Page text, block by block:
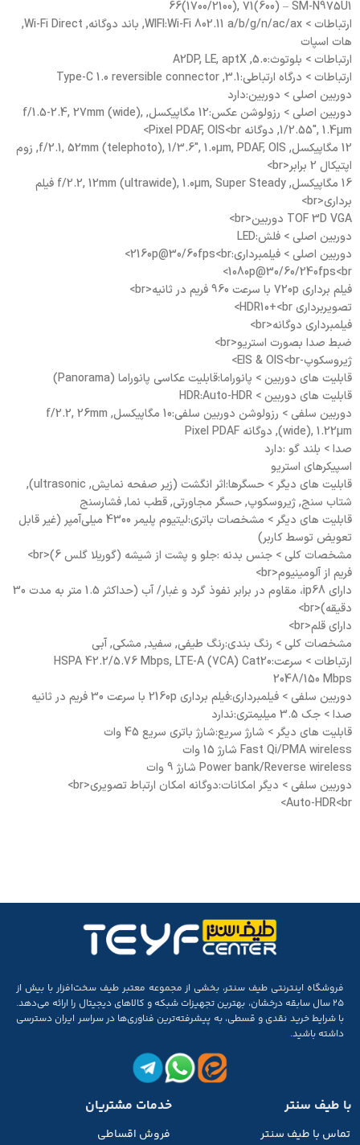
66(1700/2100), 71(600) – SM-N975U1
ارتباطات > WIFI:Wi-Fi 802.11 a/b/g/n/ac/ax, باند دوگانه, Wi-Fi Direct,
هات اسپات
ارتباطات > بلوتوث:5.0, A2DP, LE, aptX
ارتباطات > درگاه ارتباطی:3.1, Type-C 1.0 reversible connector
دوربین اصلی > دوربین:دارد
دوربین اصلی > رزولوشن عکس:12 مگاپیکسل, f/1.5-2.4, 27mm (wide),
1/2.55", 1.4µm, دوگانه Pixel PDAF, OIS<br>
12 مگاپیکسل, f/2.1, 52mm (telephoto), 1/3.6", 1.0µm, PDAF, OIS, زوم
اپتیکال 2 برابر<br>
16 مگاپیکسل, f/2.2, 12mm (ultrawide), 1.0µm, Super Steady فیلم
برداری<br>
TOF 3D VGA دوربین<br>
دوربین اصلی > فلش:LED
دوربین اصلی > فیلمبرداری:2160p@30/60fps<br>
1080p@30/60/240fps<br>
فیلم برداری 720p با سرعت 960 فریم در ثانیه<br>
تصویربرداری HDR10+<br>
فیلمبرداری دوگانه<br>
ضبط صدا بصورت استریو<br>
ژیروسکوپ-EIS & OIS<br>
قابلیت های دوربین > پانوراما:قابلیت عکاسی پانوراما (Panorama)
قابلیت های دوربین > HDR:Auto-HDR
دوربین سلفی > رزولوشن دوربین سلفی:10 مگاپیکسل, f/2.2, 26mm
(wide), 1.22µm, دوگانه Pixel PDAF
صدا > بلند گو :دارد
اسپیکرهای استریو
قابلیت های دیگر > حسگرها:اثر انگشت (زیر صفحه نمایش, ultrasonic),
شتاب سنج, ژیروسکوپ, حسگر مجاورتی, قطب نما, فشارسنج
قابلیت های دیگر > مشخصات باتری:لیتیوم پلیمر 4300 میلی‌آمپر (غیر قابل
تعویض توسط کاربر)
مشخصات کلی > جنس بدنه :جلو و پشت از شیشه (گوریلا گلس 6)<br>
فریم از آلومینیوم<br>
دارای ip68، مقاوم در برابر نفوذ گرد و غبار/ آب (حداکثر 1.5 متر به مدت 30
دقیقه)<br>
دارای قلم<br>
مشخصات کلی > رنگ بندی:رنگ طیفی, سفید, مشکی, آبی
ارتباطات > سرعت:HSPA 42.2/5.76 Mbps, LTE-A (7CA) Cat20
2048/150 Mbps
دوربین سلفی > فیلمبرداری:فیلم برداری 2160p با سرعت 30 فریم در ثانیه
صدا > جک 3.5 میلیمتری:ندارد
قابلیت های دیگر > شارژ سریع:شارژ باتری سریع 45 وات
Fast Qi/PMA wireless شارژ 15 وات
Power bank/Reverse wireless شارژ 9 وات
دوربین سلفی > دیگر امکانات:دوگانه امکان ارتباط تصویری<br>
Auto-HDR<br>
فروشگاه اینترنتی طیف سنتر، بخشی از مجموعه‌ معتبر طیف سخت‌افزار با بیش از
۲۵ سال سابقه‌ درخشان، بهترین تجهیزات شبکه و کالاهای دیجیتال را ارائه می‌دهد.
با شرایط خرید نقدی و قسطی، به پیشرفته‌ترین فناوری‌ها در سراسر ایران دسترسی
داشته باشید.
با طیف سنتر
تماس با طیف سنتر
خدمات مشتریان
فروش اقساطی